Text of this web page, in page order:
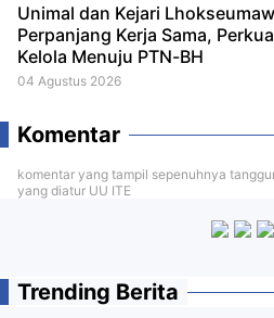
Unimal dan Kejari
Perpanjang Kerja Sama,
Kelola Menuju PTN-BH
04 Agustus 2026
Komentar
komentar yang tampil sepenuhnya
yang diatur UU ITE
Trending Berita